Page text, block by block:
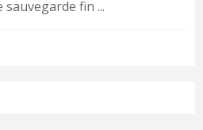
fin ...